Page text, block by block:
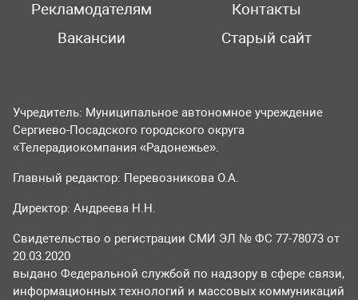
Рекламодателям
Контакты
Вакансии
Старый сайт
Учредитель: Муниципальное автономное учреждение
Сергиево-Посадского городского округа
«Телерадиокомпания «Радонежье».
Главный редактор: Перевозникова О.А.
Директор: Андреева Н.Н.
Свидетельство о регистрации СМИ ЭЛ № ФС 77-78073 от
20.03.2020
выдано Федеральной службой по надзору в сфере связи,
информационных технологий и массовых коммуникаций